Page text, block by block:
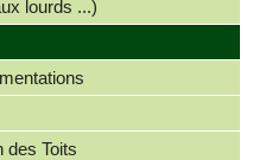
lourds ...)
des Toits